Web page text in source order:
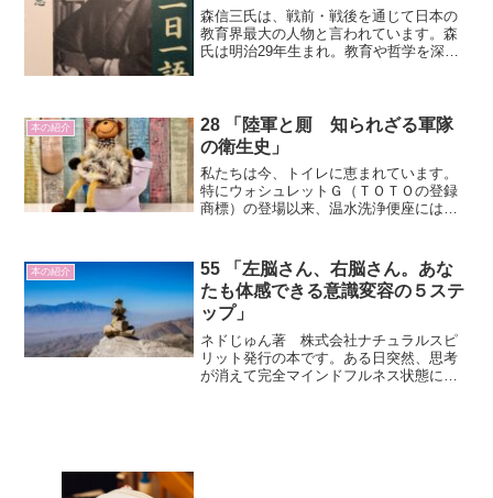
森信三氏は、戦前・戦後を通じて日本の
教育界最大の人物と言われています。森
氏は明治29年生まれ。教育や哲学を深く
です。
本の紹介
28 「陸軍と厠 知られざる軍隊
の衛生史」
私たちは今、トイレに恵まれています。
特にウォシュレットＧ（ＴＯＴＯの登録
商標）の登場以来、温水洗浄便座にはお
のだと思います。しかし、難民キャンプ
とか戦場では不衛生なトイ...
本の紹介
55 「左脳さん、右脳さん。あな
たも体感できる意識変容の５ステ
ップ」
ネドじゅん著 株式会社ナチュラルスピ
リット発行の本です。ある日突然、思考
が消えて完全マインドフルネス状態にな